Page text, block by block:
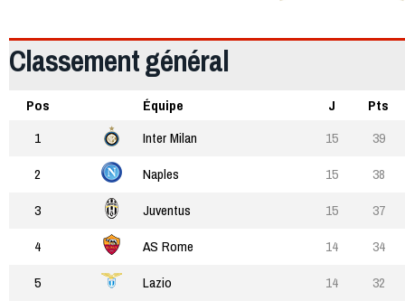
Classement général
Pos Équipe J
Pts
1
Inter Milan 15
39
2
Naples 15
38
3
Juventus 15
37
4
AS Rome 14
34
5
Lazio 14
32